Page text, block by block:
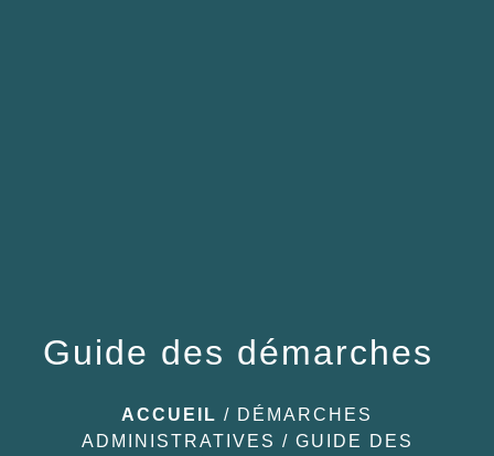
Guide des démarches
ACCUEIL / DÉMARCHES
ADMINISTRATIVES / GUIDE DES